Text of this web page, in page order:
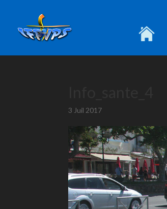
3 Juil 2017